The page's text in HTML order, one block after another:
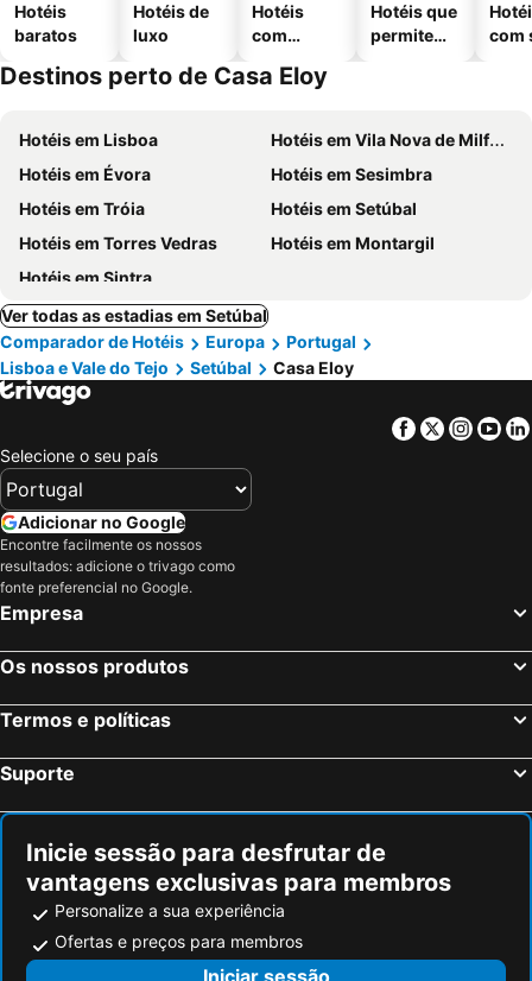
Hotéis
baratos
Hotéis de
luxo
Hotéis
com
Hotéis que
permitem
com
Destinos perto de Casa Eloy
Hotéis em Lisboa
Hotéis em Vila Nova de Milfontes
Hotéis em Évora
Hotéis em Sesimbra
Hotéis em Tróia
Hotéis em Setúbal
Hotéis em Torres Vedras
Hotéis em Montargil
Hotéis em Sintra
Ver todas as estadias em Setúbal
Comparador de Hotéis
Europa
Portugal
Lisboa e Vale do Tejo
Setúbal Casa Eloy
Facebook
Twitter
Selecione o seu país
Adicionar no Google
Encontre facilmente os nossos
resultados: adicione o trivago como
fonte preferencial no Google.
Empresa
Os nossos produtos
Termos e políticas
Suporte
Inicie sessão para desfrutar de
vantagens exclusivas para membros
Personalize a sua experiência
Ofertas e preços para membros